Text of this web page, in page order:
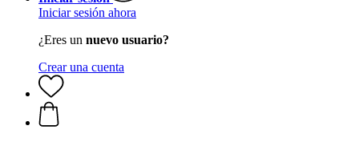
Iniciar sesión ahora
¿Eres un nuevo usuario?
Crear una cuenta